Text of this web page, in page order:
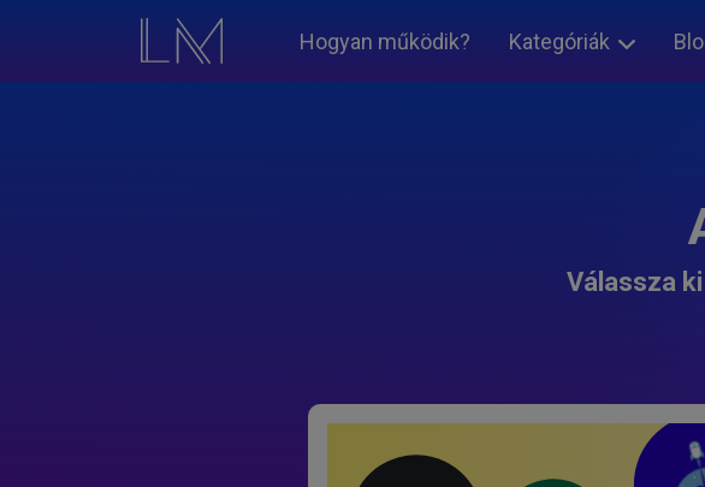
Hogyan működik? Kategóriák
Válassza